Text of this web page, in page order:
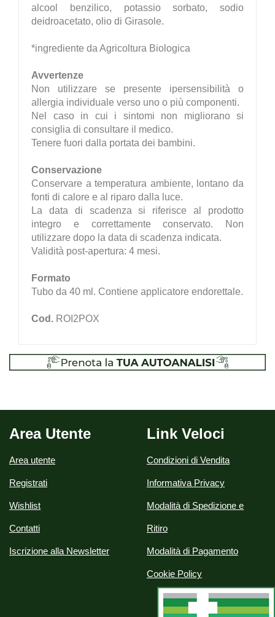
alcool benzilico, potassio sorbato, sodio
deidroacetato, olio di Girasole.
*ingrediente da Agricoltura Biologica
Avvertenze
Non utilizzare se presente ipersensibilità o
allergia individuale verso uno o più componenti.
Nel caso in cui i sintomi non migliorano si
consiglia di consultare il medico.
Tenere fuori dalla portata dei bambini.
Conservazione
Conservare a temperatura ambiente, lontano da
fonti di calore e al riparo dalla luce.
La data di scadenza si riferisce al prodotto
integro e correttamente conservato. Non
utilizzare dopo la data di scadenza indicata.
Validità post-apertura: 4 mesi.
Formato
Tubo da 40 ml. Contiene applicatore endorettale.
Cod. ROI2POX
Area Utente
Area utente
Registrati
Wishlist
Contatti
Iscrizione alla Newsletter
Link Veloci
Condizioni di Vendita
Informativa Privacy
Modalità di Spedizione e
Ritiro
Modalità di Pagamento
Cookie Policy